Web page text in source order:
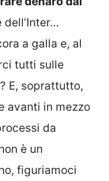
dell’Inter…
a galla e, al
tutti sulle
? E, soprattutto,
avanti in mezzo
da
è un
figuriamoci